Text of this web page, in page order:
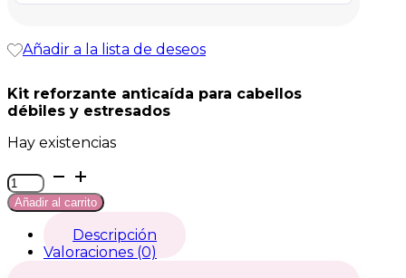
Añadir a la lista de deseos
Kit reforzante anticaída para cabellos
débiles y estresados
Hay existencias
Kit
Energia
cantidad
Añadir al carrito
Descripción
Valoraciones (0)